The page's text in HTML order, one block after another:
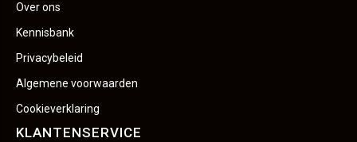
Over ons
Kennisbank
Privacybeleid
Algemene voorwaarden
Cookieverklaring
KLANTENSERVICE